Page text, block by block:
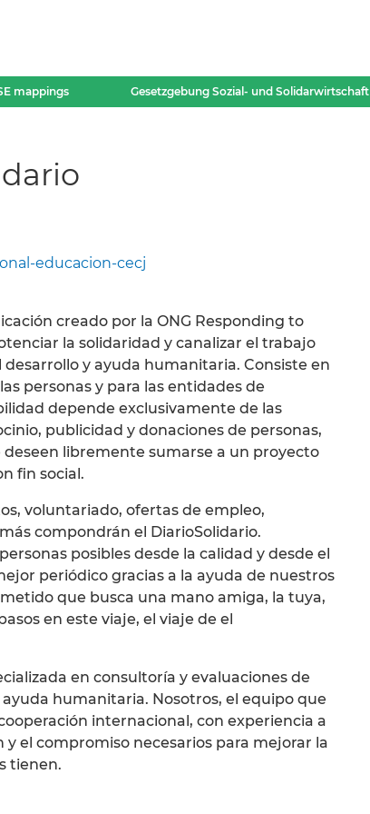
mappings Gesetzgebung Sozial- und Solidarwirtschaft
educacion-cecj
creado por la ONG Responding to
la solidaridad y canalizar el trabajo
y ayuda humanitaria. Consiste en
personas y para las entidades de
depende exclusivamente de las
publicidad y donaciones de personas,
libremente sumarse a un proyecto
fin social.
voluntariado, ofertas de empleo,
compondrán el DiarioSolidario.
posibles desde la calidad y desde el
periódico gracias a la ayuda de nuestros
que busca una mano amiga, la tuya,
en este viaje, el viaje de el
en consultoría y evaluaciones de
humanitaria. Nosotros, el equipo que
internacional, con experiencia a
el compromiso necesarios para mejorar la
tienen.